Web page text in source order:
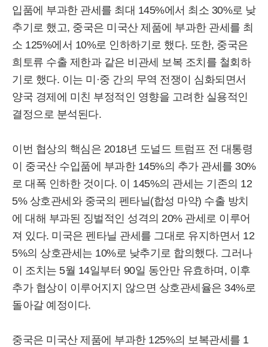
입품에 부과한 관세를 최대 145%에서 최소 30%로 낮
추기로 했고, 중국은 미국산 제품에 부과한 관세를 최
소 125%에서 10%로 인하하기로 했다. 또한, 중국은
희토류 수출 제한과 같은 비관세 보복 조치를 철회하
기로 했다. 이는 미·중 간의 무역 전쟁이 심화되면서
양국 경제에 미친 부정적인 영향을 고려한 실용적인
결정으로 분석된다.
이번 협상의 핵심은 2018년 도널드 트럼프 전 대통령
이 중국산 수입품에 부과한 145%의 추가 관세를 30%
로 대폭 인하한 것이다. 이 145%의 관세는 기존의 12
5% 상호관세와 중국의 펜타닐(합성 마약) 수출 방치
에 대해 부과된 징벌적인 성격의 20% 관세로 이루어
져 있다. 미국은 펜타닐 관세를 그대로 유지하면서 12
5%의 상호관세는 10%로 낮추기로 합의했다. 그러나
이 조치는 5월 14일부터 90일 동안만 유효하며, 이후
추가 협상이 이루어지지 않으면 상호관세율은 34%로
돌아갈 예정이다.
중국은 미국산 제품에 부과한 125%의 보복관세를 1